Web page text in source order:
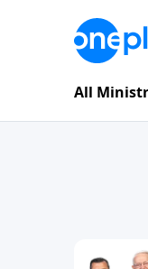
All